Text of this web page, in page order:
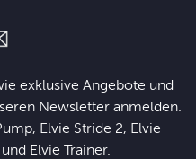
exklusive Angebote und
Newsletter anmelden.
Elvie Stride 2, Elvie
Elvie Trainer.